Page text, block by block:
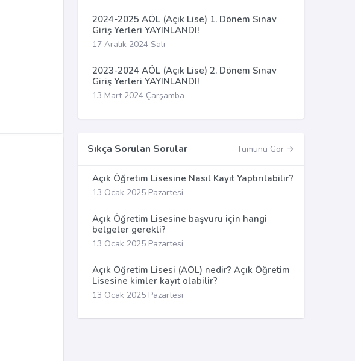
2024-2025 AÖL (Açık Lise) 1. Dönem Sınav
Giriş Yerleri YAYINLANDI!
17 Aralık 2024 Salı
2023-2024 AÖL (Açık Lise) 2. Dönem Sınav
Giriş Yerleri YAYINLANDI!
13 Mart 2024 Çarşamba
Sıkça Sorulan Sorular Tümünü Gör
Açık Öğretim Lisesine Nasıl Kayıt Yaptırılabilir?
13 Ocak 2025 Pazartesi
Açık Öğretim Lisesine başvuru için hangi
belgeler gerekli?
13 Ocak 2025 Pazartesi
Açık Öğretim Lisesi (AÖL) nedir? Açık Öğretim
Lisesine kimler kayıt olabilir?
13 Ocak 2025 Pazartesi